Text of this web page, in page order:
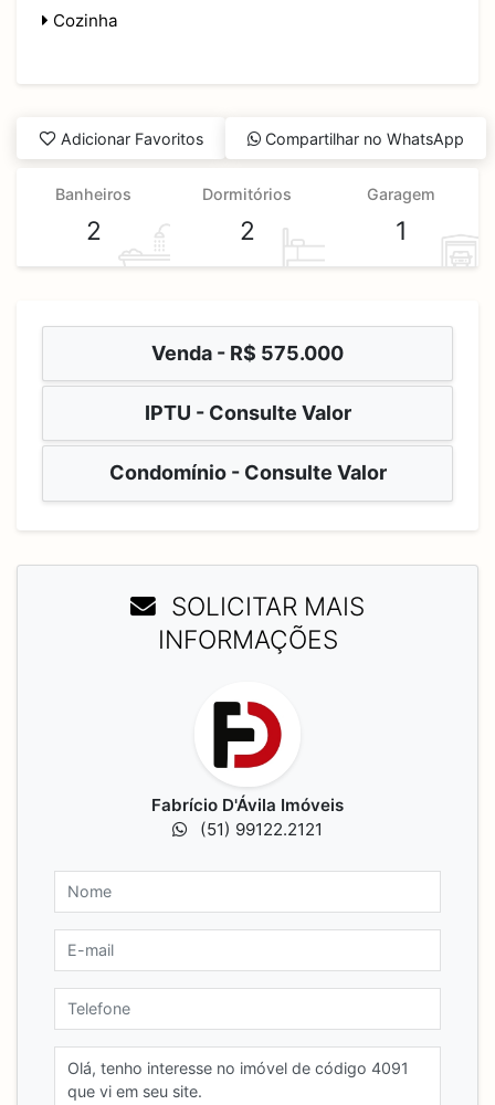
Cozinha
Adicionar Favoritos Compartilhar no WhatsApp
Banheiros
2
Dormitórios
2
Garagem
1
Venda - R$ 575.000
IPTU - Consulte Valor
Condomínio - Consulte Valor
SOLICITAR MAIS
INFORMAÇÕES
Fabrício D'Ávila Imóveis
(51) 99122.2121